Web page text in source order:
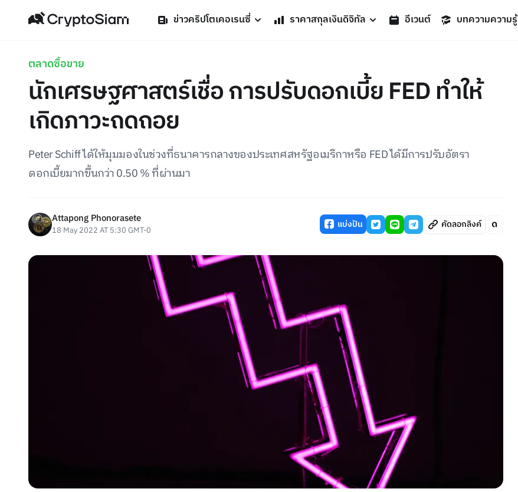
ข่าวคริปโตเคอเรนซี่ ราคาสกุลเงินดิจิทัล อีเวนต์ บทความความรู้
ตลาดซื้อขาย
นักเศรษฐศาสตร์เชื่อ การปรับดอกเบี้ย FED ทำให้
เกิดภาวะถดถอย
Peter Schiff ได้ให้มุมมองในช่วงที่ธนาคารกลางของประเทศสหรัฐอเมริกาหรือ FED ได้มีการปรับอัตรา
ดอกเบี้ยมากขึ้นกว่า 0.50 % ที่ผ่านมา
Attapong Phonorasete
18 May 2022 AT 5:30 GMT-0 แบ่งปัน คัดลอกลิงค์